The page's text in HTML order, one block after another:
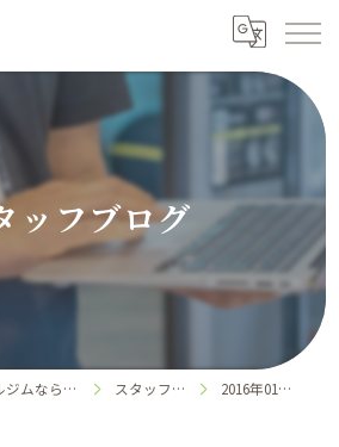
ッフブログ
横須賀のパーソナルジムならボディシェイプ スタッフブログ 2016年01月の記事